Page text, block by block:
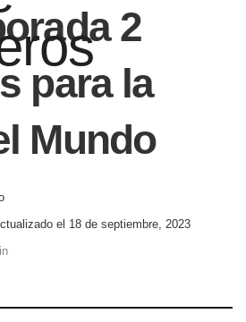
2
para la
Mundo
el 18 de septiembre, 2023